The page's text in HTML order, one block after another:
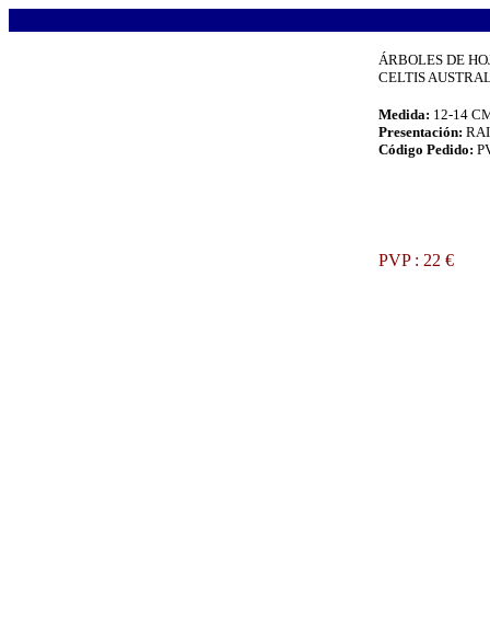
ÁRBOLES DE
CELTIS
Medida: 12-14
Presentación:
Código Pedido:
PVP : 22 €